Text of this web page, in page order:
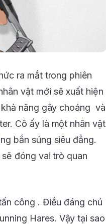
ra mắt trong phiên
vật mới sẽ xuất hiện
năng gây choáng và
Cô ấy là một nhân vật
bắn súng siêu đẳng.
đóng vai trò quan
công . Điều đáng chú
Hares. Vậy tại sao